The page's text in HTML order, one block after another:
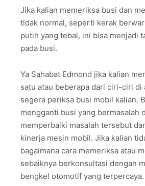
Jika kalian memeriksa busi dan
tidak normal, seperti kerak
putih yang tebal, ini bisa menjadi
pada busi.
Ya Sahabat Edmond jika kalian
satu atau beberapa dari ciri-ciri di
segera periksa busi mobil kalian.
mengganti busi yang bermasalah
memperbaiki masalah tersebut
kinerja mesin mobil. Jika kalian
bagaimana cara memeriksa atau
sebaiknya berkonsultasi dengan
bengkel otomotif yang terpercaya.